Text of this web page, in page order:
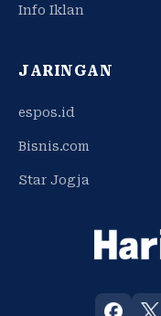
Info Iklan
JARINGAN
espos.id
Bisnis.com
Star Jogja